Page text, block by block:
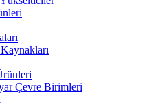
Çevre Birimleri